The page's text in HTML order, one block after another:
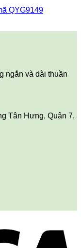
QYG9149
ngắn và dài thuần
Tân Hưng, Quận 7,